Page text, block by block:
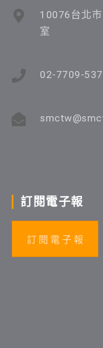
10076台北
室
02-7709-
訂閱電子報
訂 閱 電 子 報